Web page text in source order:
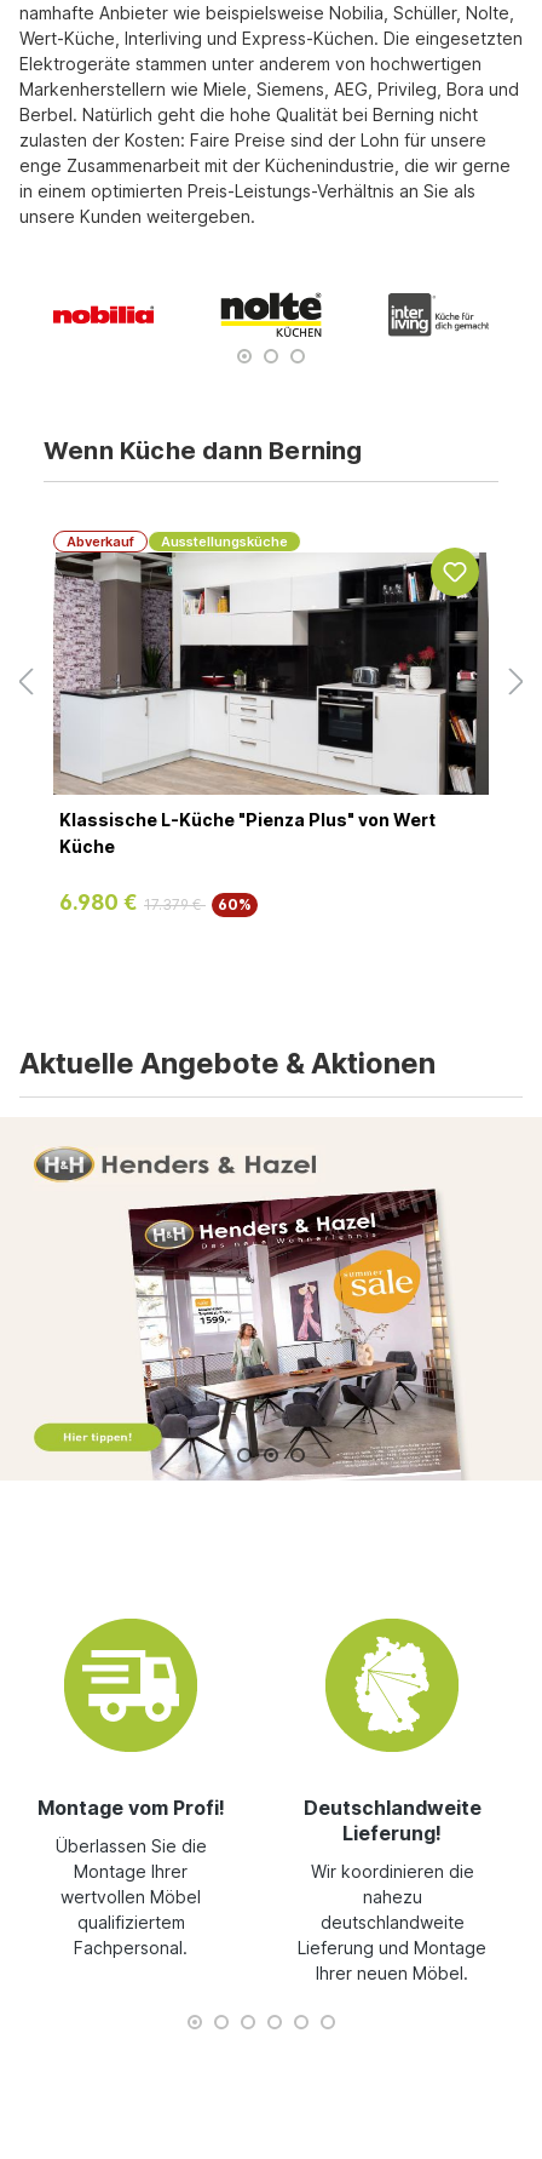
namhafte Anbieter wie beispielsweise Nobilia, Schüller, Nolte,
Wert-Küche, Interliving und Express-Küchen. Die eingesetzten
Elektrogeräte stammen unter anderem von hochwertigen
Markenherstellern wie Miele, Siemens, AEG, Privileg, Bora und
Berbel. Natürlich geht die hohe Qualität bei Berning nicht
zulasten der Kosten: Faire Preise sind der Lohn für unsere
enge Zusammenarbeit mit der Küchenindustrie, die wir gerne
in einem optimierten Preis-Leistungs-Verhältnis an Sie als
unsere Kunden weitergeben.
Wenn Küche dann Berning
Abverkauf Ausstellungsküche
Klassische L-Küche "Pienza Plus" von Wert
Küche
6.980 € 17.379 € 60%
Aktuelle Angebote & Aktionen
Montage vom Profi!
Überlassen Sie die
Montage Ihrer
wertvollen Möbel
qualifiziertem
Fachpersonal.
Deutschlandweite
Lieferung!
Wir koordinieren die
nahezu
deutschlandweite
Lieferung und Montage
Ihrer neuen Möbel.